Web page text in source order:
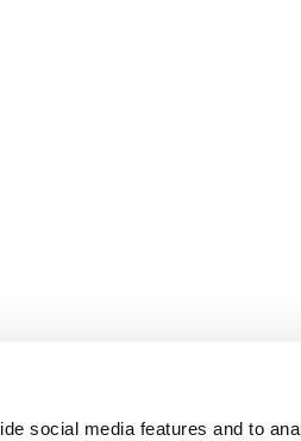
social media features and to